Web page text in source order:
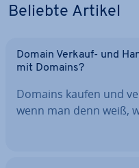
Beliebte Artikel
Domain Verkauf- und
mit Domains?
Domains kaufen und
wenn man denn weiß,